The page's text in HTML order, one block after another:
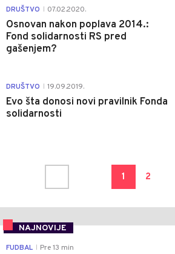
DRUŠTVO 07.02.2020.
Osnovan nakon poplava 2014.:
Fond solidarnosti RS pred
gašenjem?
DRUŠTVO 19.09.2019.
Evo šta donosi novi pravilnik Fonda
solidarnosti
1 2
NAJNOVIJE
FUDBAL Pre 13 min